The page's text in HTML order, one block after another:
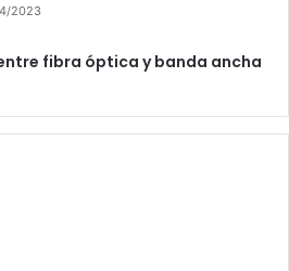
2023
fibra óptica y banda ancha